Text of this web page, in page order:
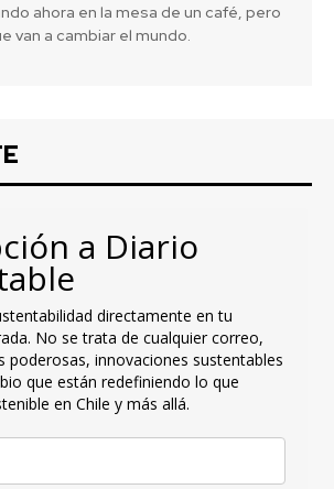
ahora en la mesa de un café, pero
van a cambiar el mundo.
a Diario
directamente en tu
No se trata de cualquier correo,
poderosas, innovaciones sustentables
que están redefiniendo lo que
en Chile y más allá.